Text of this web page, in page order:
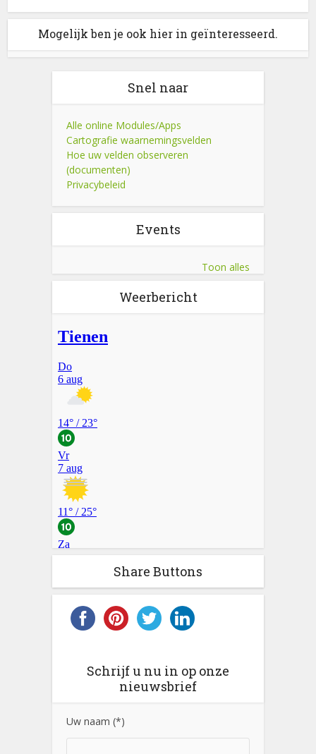
Mogelijk ben je ook hier in geïnteresseerd.
Snel naar
Alle online Modules/Apps
Cartografie waarnemingsvelden
Hoe uw velden observeren
(documenten)
Privacybeleid
Events
Toon alles
Weerbericht
Share Buttons
Schrijf u nu in op onze
nieuwsbrief
Uw naam (*)